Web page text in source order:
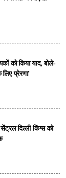
को किया याद, बोले-
लिए प्रेरणा'
दिल्ली किंग्स को